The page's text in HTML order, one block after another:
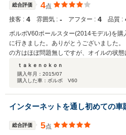
総合評価 4点
接客 : 4 雰囲気 : ‐ アフター : 4 品質 :
ボルボV60ポールスター(2014モデル)を
に行きました。ありがとうございました。 ・走行距離の短い車だったので車
の方はほぼ問題無しですが、オイルの状
交換しました。 ・前オーナーのカスタマ
しました。 ・下取り/価格交渉に応じて頂
張って頂きましたが、若干トラブルがあ
その分を後から振り込んで頂きました。
る状態でMIN以下だったので、購入後自分で足しまし
あってかなり忙しく大変だったと思います
ましたのでありがたかったです。 ただ1社
ｔａｋｅｎｏｋｏｎ
購入年月： 2015/07
購入した車：ボルボ V60
インターネットを通し初めての車
総合評価 5点